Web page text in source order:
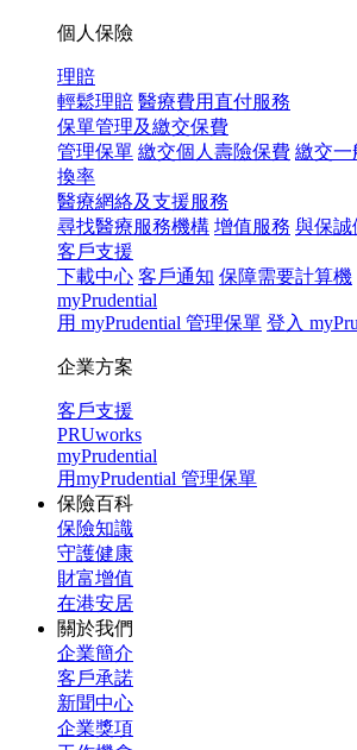
個人保險
理賠
輕鬆理賠 醫療費用直付服務
保單管理及繳交保費
管理保單 繳交個人壽險保費 繳交一
換率
醫療網絡及支援服務
尋找醫療服務機構 增值服務 與保誠
客戶支援
下載中心 客戶通知 保障需要計算機
myPrudential
用 myPrudential 管理保單 登入
企業方案
客戶支援
PRUworks
myPrudential
用myPrudential 管理保單
保險百科
保險知識
守護健康
財富增值
在港安居
關於我們
企業簡介
客戶承諾
新聞中心
企業獎項